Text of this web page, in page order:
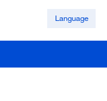
Language